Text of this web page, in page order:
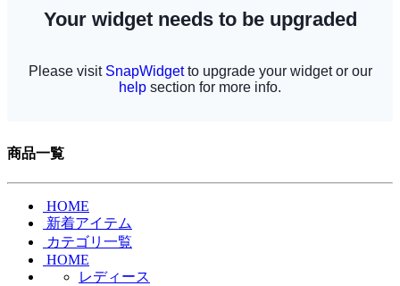
商品一覧
HOME
新着アイテム
カテゴリ一覧
HOME
レディース